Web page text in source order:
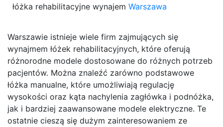
łóżka rehabilitacyjne wynajem Warszawa
Warszawie istnieje wiele firm zajmujących się
wynajmem łóżek rehabilitacyjnych, które oferują
różnorodne modele dostosowane do różnych potrzeb
pacjentów. Można znaleźć zarówno podstawowe
łóżka manualne, które umożliwiają regulację
wysokości oraz kąta nachylenia zagłówka i podnóżka,
jak i bardziej zaawansowane modele elektryczne. Te
ostatnie cieszą się dużym zainteresowaniem ze